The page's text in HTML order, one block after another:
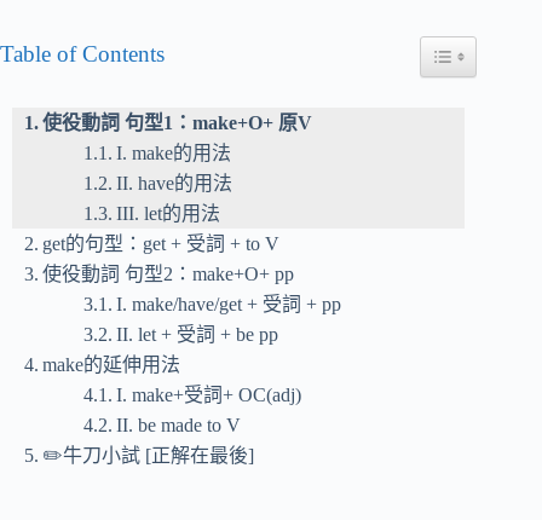
Table of Contents Toggle Table of
使役動詞 句型1：make+O+ 原V
I. make的用法
II. have的用法
III. let的用法
get的句型：get + 受詞 + to V
使役動詞 句型2：make+O+ pp
I. make/have/get + 受詞 + pp
II. let + 受詞 + be pp
make的延伸用法
I. make+受詞+ OC(adj)
II. be made to V
✏️牛刀小試 [正解在最後]